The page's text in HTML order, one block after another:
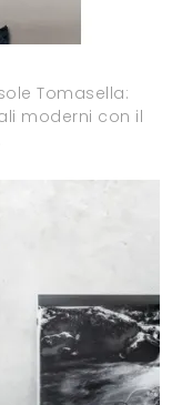
Tomasella:
moderni con il